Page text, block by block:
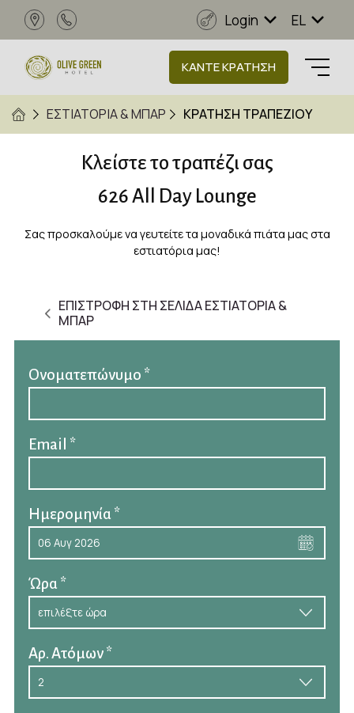
Login EL
ΚΑΝΤΕ ΚΡΑΤΗΣΗ
ΕΣΤΙΑΤΟΡΙΑ & ΜΠΑΡ ΚΡΑΤΗΣΗ ΤΡΑΠΕΖΙΟΥ
Κλείστε το τραπέζι σας
626 All Day Lounge
Σας προσκαλούμε να γευτείτε τα μοναδικά πιάτα μας στα
εστιατόρια μας!
ΕΠΙΣΤΡΟΦΗ ΣΤΗ ΣΕΛΙΔΑ ΕΣΤΙΑΤΟΡΙΑ &
ΜΠΑΡ
Ονοματεπώνυμο *
Email *
Ημερομηνία *
Ώρα *
Αρ. Ατόμων *